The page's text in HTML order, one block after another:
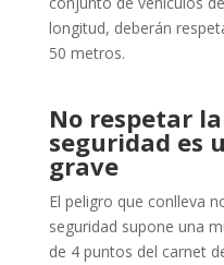
longitud, deberán
50 metros.
No respetar
seguridad es
grave
El peligro que conlleva
seguridad supone una
de 4 puntos del carnet